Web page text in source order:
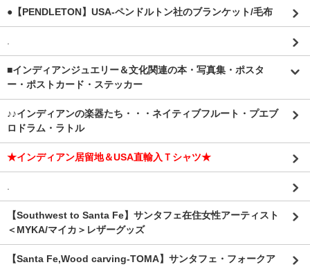
●【PENDLETON】USA-ペンドルトン社のブランケット/毛布
.
■インディアンジュエリー＆文化関連の本・写真集・ポスタ
ー・ポストカード・ステッカー
♪♪インディアンの楽器たち・・・ネイティブフルート・プエブ
ロドラム・ラトル
★インディアン居留地＆USA直輸入Ｔシャツ★
.
【Southwest to Santa Fe】サンタフェ在住女性アーティスト
＜MYKA/マイカ＞レザーグッズ
【Santa Fe,Wood carving-TOMA】サンタフェ・フォークア